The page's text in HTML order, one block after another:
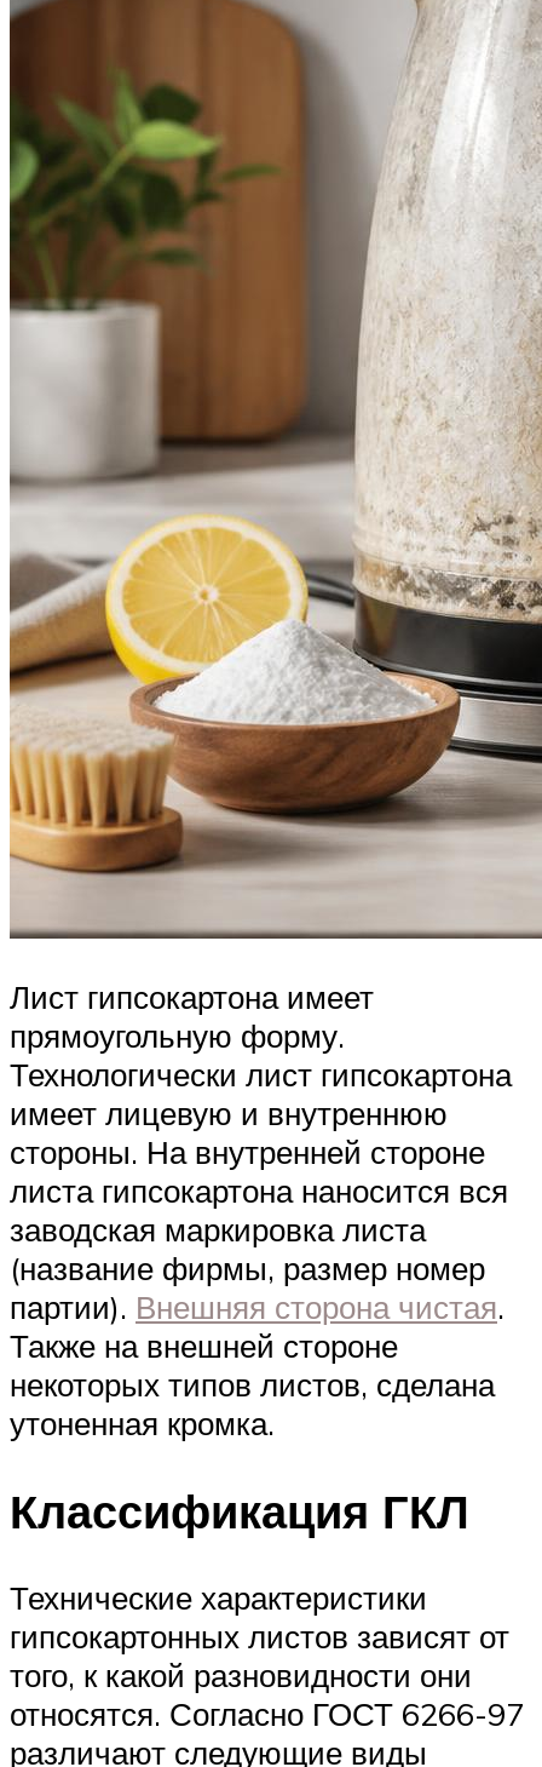
Лист гипсокартона имеет
прямоугольную форму.
Технологически лист гипсокартона
имеет лицевую и внутреннюю
стороны. На внутренней стороне
листа гипсокартона наносится вся
заводская маркировка листа
(название фирмы, размер номер
партии). Внешняя сторона чистая.
Также на внешней стороне
некоторых типов листов, сделана
утоненная кромка.
Классификация ГКЛ
Технические характеристики
гипсокартонных листов зависят от
того, к какой разновидности они
относятся. Согласно ГОСТ 6266-97
различают следующие виды